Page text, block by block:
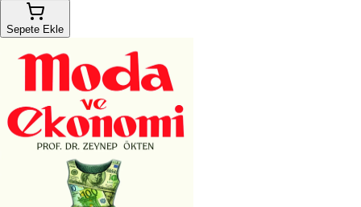
Sepete Ekle